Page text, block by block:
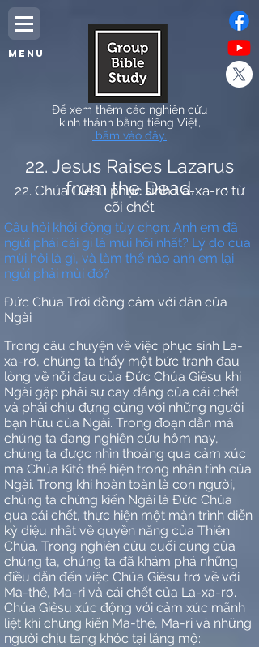
MENU
22. Chúa Giêsu phục sinh La-xa-rơ từ
cõi chết
Câu hỏi khởi động tùy chọn: Anh em đã
ngửi phải cái gì là mùi hôi nhất? Lý do của
mùi hôi là gì, và làm thế nào anh em lại
ngửi phải mùi đó?
Đức Chúa Trời đồng cảm với dân của
Ngài
Trong câu chuyện về việc phục sinh La-
xa-rơ, chúng ta thấy một bức tranh đau
lòng về nỗi đau của Đức Chúa Giêsu khi
Ngài gặp phải sự cay đắng của cái chết
và phải chịu đựng cùng với những người
bạn hữu của Ngài. Trong đoạn dẫn mà
chúng ta đang nghiên cứu hôm nay,
chúng ta được nhìn thoáng qua cảm xúc
mà Chúa Kitô thể hiện trong nhân tính của
Ngài. Trong khi hoàn toàn là con người,
chúng ta chứng kiến Ngài là Đức Chúa
qua cái chết, thực hiện một màn trình diễn
kỳ diệu nhất về quyền năng của Thiên
Chúa. Trong nghiên cứu cuối cùng của
chúng ta, chúng ta đã khám phá những
điều dẫn đến việc Chúa Giêsu trở về với
Ma-thê, Ma-ri và cái chết của La-xa-rơ.
Chúa Giêsu xúc động với cảm xúc mãnh
liệt khi chứng kiến Ma-thê, Ma-ri và những
người chịu tang khóc tại lăng mộ:
Để xem thêm các nghiên cứu
kinh thánh bằng tiếng Việt,
bấm vào đây.
22. Jesus Raises Lazarus
from the Dead.